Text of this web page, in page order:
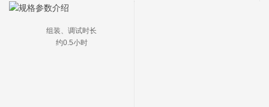
组装、调试时长
约0.5小时